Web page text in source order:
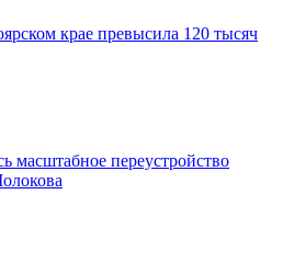
крае превысила 120 тысяч
масштабное переустройство